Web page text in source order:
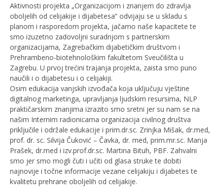
Aktivnosti projekta „Organizacijom i znanjem do zdravlja
oboljelih od celijakije i dijabetesa“ odvijaju se u skladu s
planom i rasporedom projekta, jačamo naše kapacitete te
smo izuzetno zadovoljni suradnjom s partnerskim
organizacijama, Zagrebačkim dijabetičkim društvom i
Prehrambeno-biotehnološkim fakultetom Sveučilišta u
Zagrebu. U prvoj trećini trajanja projekta, zaista smo puno
naučili i o dijabetesu i o celijakiji.
Osim edukacija vanjskih izvođača koja uključuju vještine
digitalnog marketinga, upravljanja ljudskim resursima, NLP
praktičarskim znanjima izrazito smo sretni jer su nam se na
našim Internim radionicama organizacija civilnog društva
priključile i održale edukacije i prim.dr.sc. Zrinjka Mišak, dr.med,
prof. dr. sc. Silvija Čuković – Čavka, dr. med, prim.mr.sc. Manja
Prašek, dr.med i izv.prof.dr.sc. Martina Bituh, PBF. Zahvalni
smo jer smo mogli čuti i učiti od glasa struke te dobiti
najnovije i točne informacije vezane celijakiju i dijabetes te
kvalitetu prehrane oboljelih od celijakije.